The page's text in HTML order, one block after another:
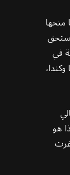
ما منحها
وبرز كأحد الفرق التي تستحق
و2010، بينما حلت رابعة في
لمواجهة جنوب أفريقيا وكندا،
هو